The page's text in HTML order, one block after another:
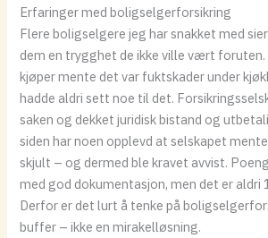
Erfaringer med boligselgerforsikring
Flere boligselgere jeg har snakket med
dem en trygghet de ikke ville vært
kjøper mente det var fuktskader under
hadde aldri sett noe til det.
saken og dekket juridisk bistand og
siden har noen opplevd at selskapet
skjult – og dermed ble kravet avvist.
med god dokumentasjon, men det er aldri
Derfor er det lurt å tenke på
buffer – ikke en mirakelløsning.